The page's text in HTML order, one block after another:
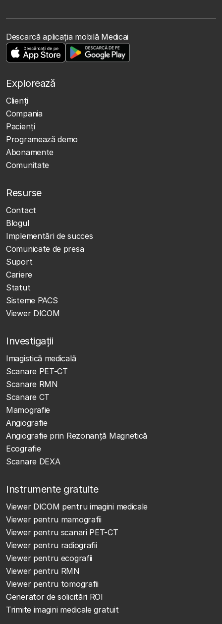
Descarcă aplicația mobilă Medicai
Explorează
Clienţi
Compania
Pacienți
Programează demo
Abonamente
Comunitate
Resurse
Contact
Blogul
Implementări de succes
Comunicate de presa
Suport
Cariere
Statut
Sisteme PACS
Viewer DICOM
Investigații
Imagistică medicală
Scanare PET-CT
Scanare RMN
Scanare CT
Mamografie
Angiografie
Angiografie prin Rezonanță Magnetică
Ecografie
Scanare DEXA
Instrumente gratuite
Viewer DICOM pentru imagini medicale
Viewer pentru mamografii
Viewer pentru scanari PET-CT
Viewer pentru radiografii
Viewer pentru ecografii
Viewer pentru RMN
Viewer pentru tomografii
Generator de solicitări ROI
Trimite imagini medicale gratuit